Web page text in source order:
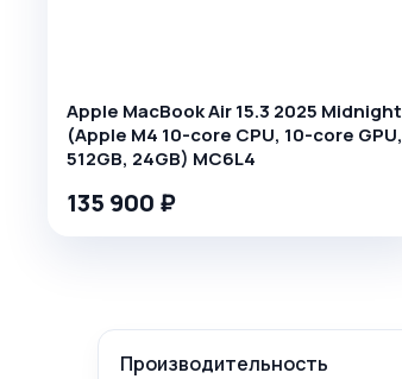
Apple MacBook Air 15.3 2025 Midnight
(Apple M4 10-core CPU, 10-core GPU,
512GB, 24GB) MC6L4
135 900 ₽
Производительность